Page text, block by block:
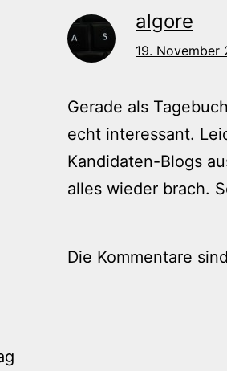
algore
19. November
Gerade als
echt interessant.
Kandidaten-Blogs
alles wieder brach.
Die Kommentare